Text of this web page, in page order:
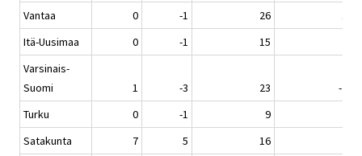
Vantaa
0 -1 26
12
Itä-Uusimaa
0 -1 15
Varsinais-
Suomi
1 -3 23
-26
Turku
0 -1 9
Satakunta
7 5 16